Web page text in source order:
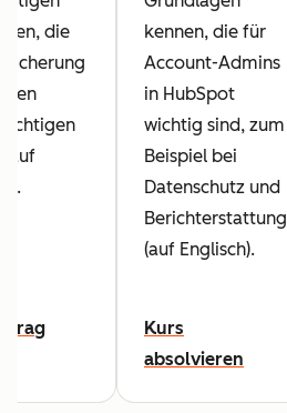
die
Sicherung
kennen, die für
Account-Admins
in HubSpot
wichtig sind, zum
Beispiel bei
Datenschutz und
Berichterstattung
(auf Englisch).
Kurs
absolvieren